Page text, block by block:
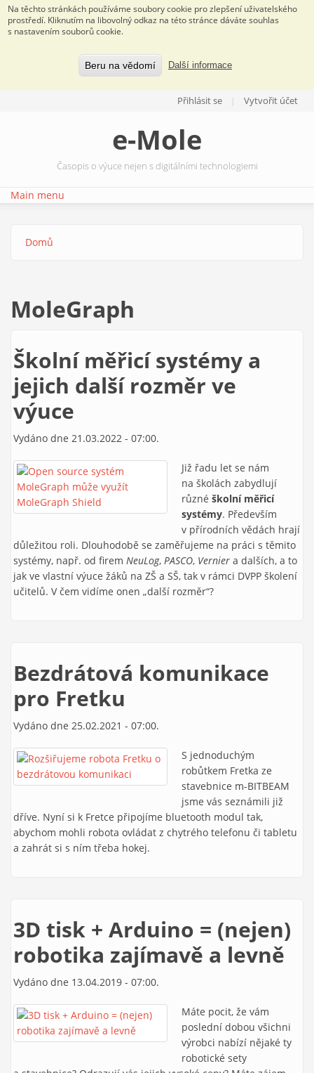
Na těchto stránkách používáme soubory cookie pro zlepšení uživatelského
prostředí. Kliknutím na libovolný odkaz na této stránce dáváte souhlas
s nastavením souborů cookie.
Beru na vědomí Další informace
Přihlásit se Vytvořit účet
e-Mole
Časopis o výuce nejen s digitálními technologiemi
Main menu
Jste zde
Domů
MoleGraph
Školní měřicí systémy a
jejich další rozměr ve
výuce
Vydáno dne 21.03.2022 - 07:00.
Již řadu let se nám
na školách zabydlují
různé školní měřicí
systémy. Především
v přírodních vědách hrají
důležitou roli. Dlouhodobě se zaměřujeme na práci s těmito
systémy, např. od firem NeuLog, PASCO, Vernier a dalších, a to
jak ve vlastní výuce žáků na ZŠ a SŠ, tak v rámci DVPP školení
učitelů. V čem vidíme onen „další rozměr“?
Bezdrátová komunikace
pro Fretku
Vydáno dne 25.02.2021 - 07:00.
S jednoduchým
robůtkem Fretka ze
stavebnice m-BITBEAM
jsme vás seznámili již
dříve. Nyní si k Fretce připojíme bluetooth modul tak,
abychom mohli robota ovládat z chytrého telefonu či tabletu
a zahrát si s ním třeba hokej.
3D tisk + Arduino = (nejen)
robotika zajímavě a levně
Vydáno dne 13.04.2019 - 07:00.
Máte pocit, že vám
poslední dobou všichni
výrobci nabízí nějaké ty
robotické sety